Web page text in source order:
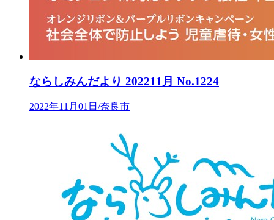
ならしみんだより 202211月 No.1224
2022年11月01日/奈良市